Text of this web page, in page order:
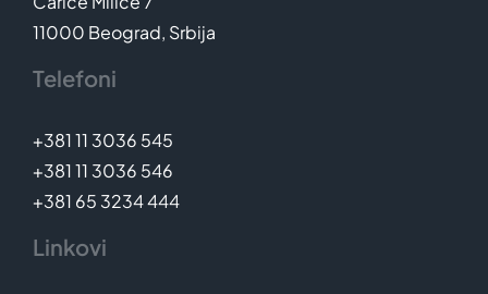
11000 Beograd, Srbija
Telefoni
+381 11 3036 545
+381 11 3036 546
+381 65 3234 444
Linkovi